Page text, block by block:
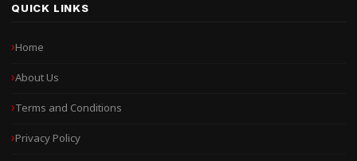
QUICK LINKS
Home
About Us
Terms and Conditions
Privacy Policy